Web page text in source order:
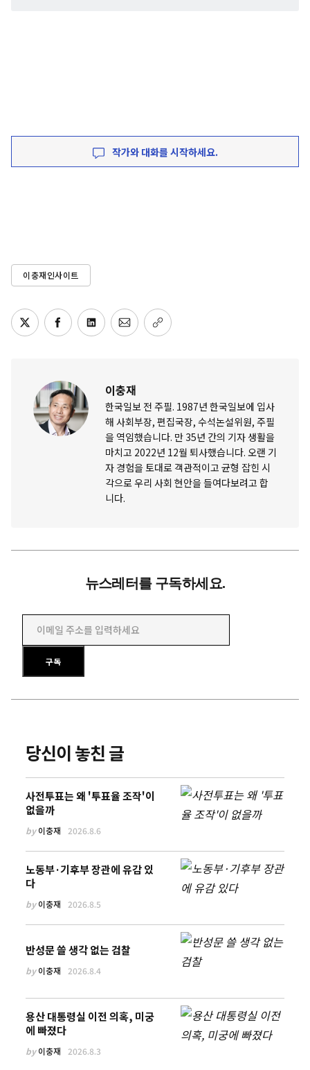
작가와 대화를 시작하세요.
이충재인사이트
이충재
한국일보 전 주필. 1987년 한국일보에 입사
해 사회부장, 편집국장, 수석논설위원, 주필
을 역임했습니다. 만 35년 간의 기자 생활을
마치고 2022년 12월 퇴사했습니다. 오랜 기
자 경험을 토대로 객관적이고 균형 잡힌 시
각으로 우리 사회 현안을 들여다보려고 합
니다.
뉴스레터를 구독하세요.
이메일 주소를 입력하세요
구독
당신이 놓친 글
사전투표는 왜 '투표율 조작'이
없을까
by이충재 2026.8.6
노동부·기후부 장관에 유감 있
다
by이충재 2026.8.5
반성문 쓸 생각 없는 검찰
by이충재 2026.8.4
용산 대통령실 이전 의혹, 미궁
에 빠졌다
by이충재 2026.8.3